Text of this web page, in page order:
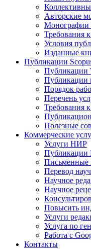
Авторские
Монографии
Требования
Условия
Изданные
Публикации
Публикации
Публикации
Порядок
Перечень
Требования
Полезные
Коммерческие
Услуги НИР
Письменные
Перевод
Научное
Научное
Повысить
Услуги
Услуга по
Работа с
Контакты